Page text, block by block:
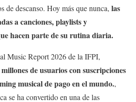
de descanso. Hoy más que nunca, las
a canciones, playlists y
hacen parte de su rutina diaria.
Music Report 2026 de la IFPI,
de usuarios con suscripciones
musical de pago en el mundo.,
se ha convertido en una de las